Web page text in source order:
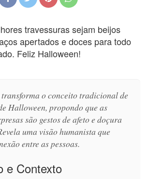
travessuras sejam beijos
apertados e doces para todo
Feliz Halloween!
o conceito tradicional de
Halloween, propondo que as
são gestos de afeto e doçura
uma visão humanista que
entre as pessoas.
e Contexto